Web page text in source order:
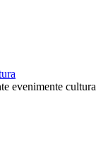
evenimente